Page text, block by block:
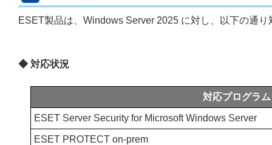
ESET製品は、Windows Server 2025 に対し、以下の通り
◆ 対応状況
対応プログラム
ESET Server Security for Microsoft Windows Server
ESET PROTECT on-prem